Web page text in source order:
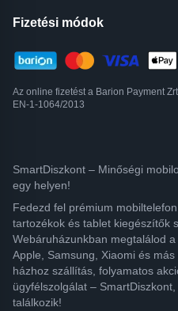
Fizetési módok
Az online fizetést a Barion Payment
EN-1-1064/2013
SmartDiszkont – Minőségi
egy helyen!
Fedezd fel prémium
tartozékok és tablet kiegészítők
Webáruházunkban megtalálod
Apple, Samsung, Xiaomi és
házhoz szállítás, folyamatos
ügyfélszolgálat –
találkozik!